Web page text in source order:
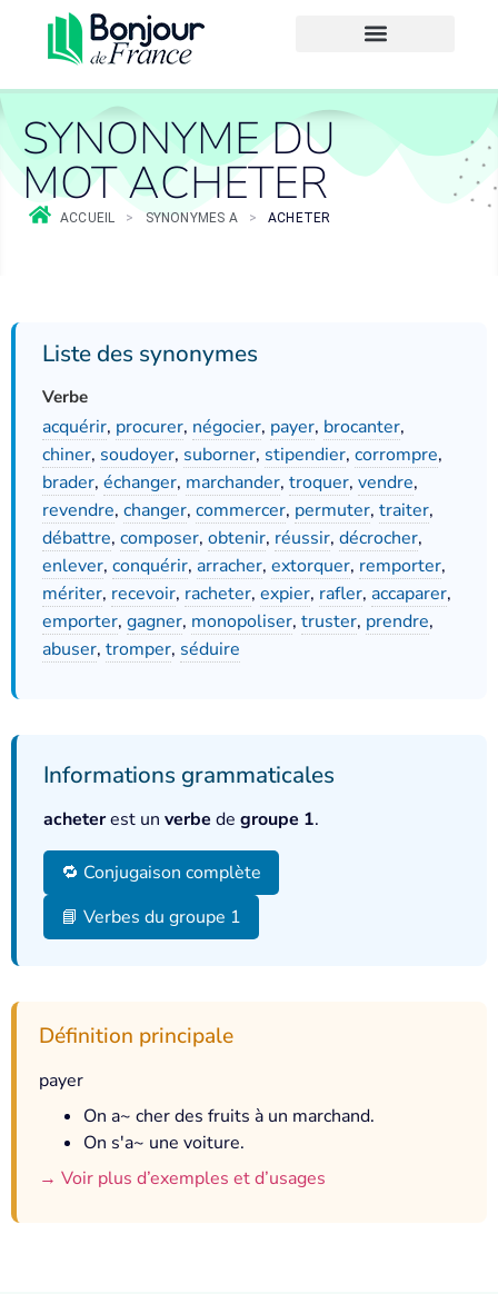
SYNONYME DU
MOT ACHETER
ACCUEIL > SYNONYMES A > ACHETER
Liste des synonymes
Verbe
acquérir, procurer, négocier, payer, brocanter,
chiner, soudoyer, suborner, stipendier, corrompre,
brader, échanger, marchander, troquer, vendre,
revendre, changer, commercer, permuter, traiter,
débattre, composer, obtenir, réussir, décrocher,
enlever, conquérir, arracher, extorquer, remporter,
mériter, recevoir, racheter, expier, rafler, accaparer,
emporter, gagner, monopoliser, truster, prendre,
abuser, tromper, séduire
Informations grammaticales
acheterest un verbe de groupe 1.
🔁 Conjugaison complète
📘 Verbes du groupe 1
Définition principale
payer
On a~ cher des fruits à un marchand.
On s'a~ une voiture.
→ Voir plus d’exemples et d’usages